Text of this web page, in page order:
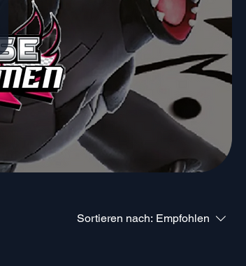
Sortieren nach: Empfohlen